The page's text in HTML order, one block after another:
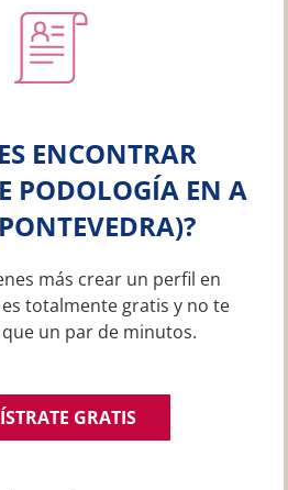
ENCONTRAR
PODOLOGÍA EN A
más crear un perfil en
totalmente gratis y no te
un par de minutos.
GRATIS